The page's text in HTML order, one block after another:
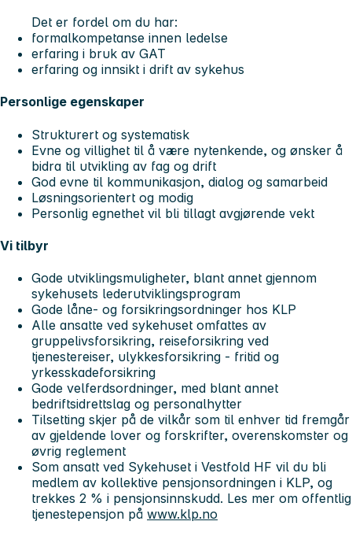
Det er fordel om du har:
formalkompetanse innen ledelse
erfaring i bruk av GAT
erfaring og innsikt i drift av sykehus
Personlige egenskaper
Strukturert og systematisk
Evne og villighet til å være nytenkende, og ønsker å
bidra til utvikling av fag og drift
God evne til kommunikasjon, dialog og samarbeid
Løsningsorientert og modig
Personlig egnethet vil bli tillagt avgjørende vekt
Vi tilbyr
Gode utviklingsmuligheter, blant annet gjennom
sykehusets lederutviklingsprogram
Gode låne- og forsikringsordninger hos KLP
Alle ansatte ved sykehuset omfattes av
gruppelivsforsikring, reiseforsikring ved
tjenestereiser, ulykkesforsikring - fritid og
yrkesskadeforsikring
Gode velferdsordninger, med blant annet
bedriftsidrettslag og personalhytter
Tilsetting skjer på de vilkår som til enhver tid fremgår
av gjeldende lover og forskrifter, overenskomster og
øvrig reglement
Som ansatt ved Sykehuset i Vestfold HF vil du bli
medlem av kollektive pensjonsordningen i KLP, og
trekkes 2 % i pensjonsinnskudd. Les mer om offentlig
tjenestepensjon på www.klp.no